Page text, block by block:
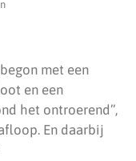
met een
en een
het ontroerend”,
En daarbij